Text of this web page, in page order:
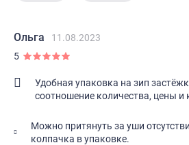
Ольга
11.08.2023
5
Удобная упаковка на зип
соотношение количества, цены и
Можно притянуть за уши
колпачка в упаковке.